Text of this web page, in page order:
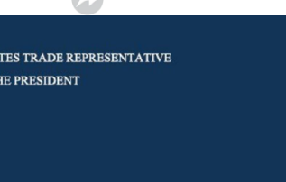
西藏纵览
财经时时听